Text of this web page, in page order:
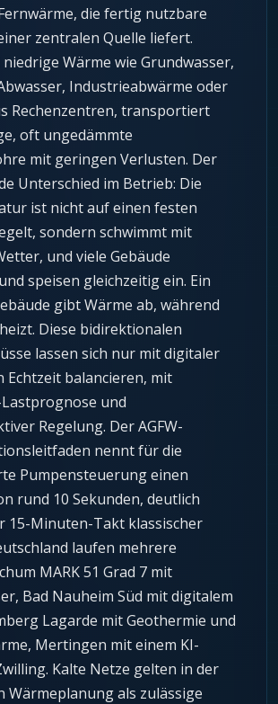
die fertig nutzbare
zentralen Quelle liefert.
Wärme wie Grundwasser,
Industrieabwärme oder
Rechenzentren, transportiert
oft ungedämmte
mit geringen Verlusten. Der
Unterschied im Betrieb: Die
ist nicht auf einen festen
sondern schwimmt mit
und viele Gebäude
speisen gleichzeitig ein. Ein
gibt Wärme ab, während
Diese bidirektionalen
lassen sich nur mit digitaler
Echtzeit balancieren, mit
und
Regelung. Der AGFW-
nennt für die
Pumpensteuerung einen
rund 10 Sekunden, deutlich
15-Minuten-Takt klassischer
laufen mehrere
MARK 51 Grad 7 mit
Bad Nauheim Süd mit digitalem
Lagarde mit Geothermie und
Mertingen mit einem KI-
Kalte Netze gelten in der
Wärmeplanung als zulässige